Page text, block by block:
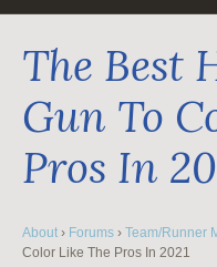
The Best
Gun To
Pros In
About › Forums › Team/Runner
Color Like The Pros In 2021